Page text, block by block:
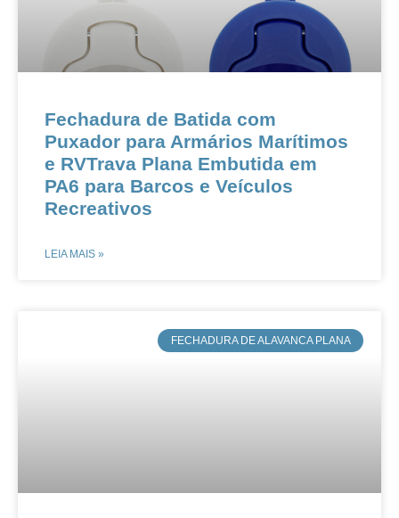
Fechadura de Batida com
Puxador para Armários Marítimos
e RVTrava Plana Embutida em
PA6 para Barcos e Veículos
Recreativos
LEIA MAIS »
​FECHADURA DE ALAVANCA PLANA